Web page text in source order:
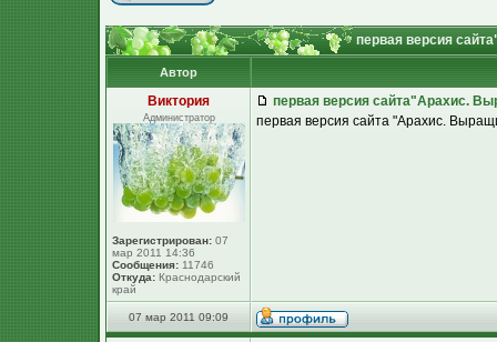
первая версия
Автор
Виктория
Администратор
Зарегистрирован: 07
мар 2011 14:36
Сообщения: 11746
Откуда: Краснодарский
край
первая версия сайта"Арахис.
первая версия сайта "Арахис.
07 мар 2011 09:09